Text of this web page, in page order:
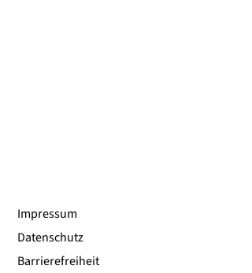
Impressum
Datenschutz
Barrierefreiheit